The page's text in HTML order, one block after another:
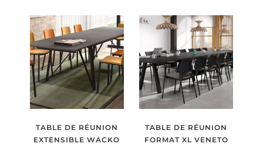
TABLE DE RÉUNION
EXTENSIBLE WACKO
TABLE DE RÉUNION
FORMAT XL VENETO